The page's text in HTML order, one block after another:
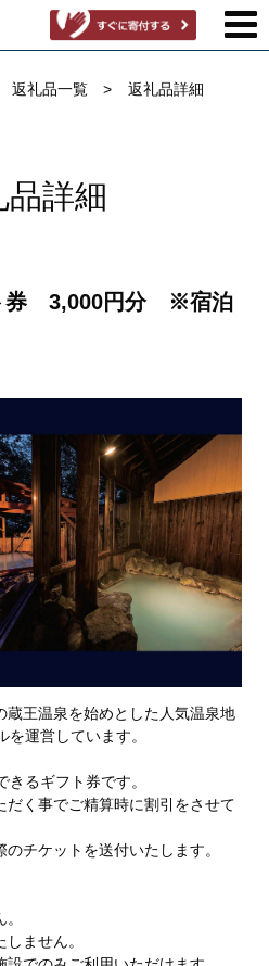
返礼品一覧 返礼品詳細
品詳細
券 3,000円分 ※宿泊
王温泉を始めとした人気温泉地
運営しています。
るギフト券です。
く事でご精算時に割引をさせて
チケットを送付いたします。
ません。